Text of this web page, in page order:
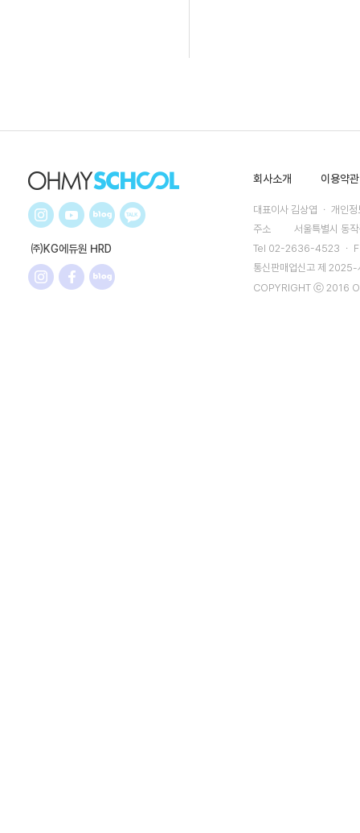
㈜KG에듀원 HRD
회사소개 이용약관
대표이사 김상엽 ㆍ 개인
주소
서울특별시 동
Tel 02-2636-4523 ㆍ
통신판매업신고 제
COPYRIGHT ⓒ 2016